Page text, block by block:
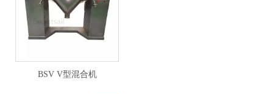
BSV V型混合机